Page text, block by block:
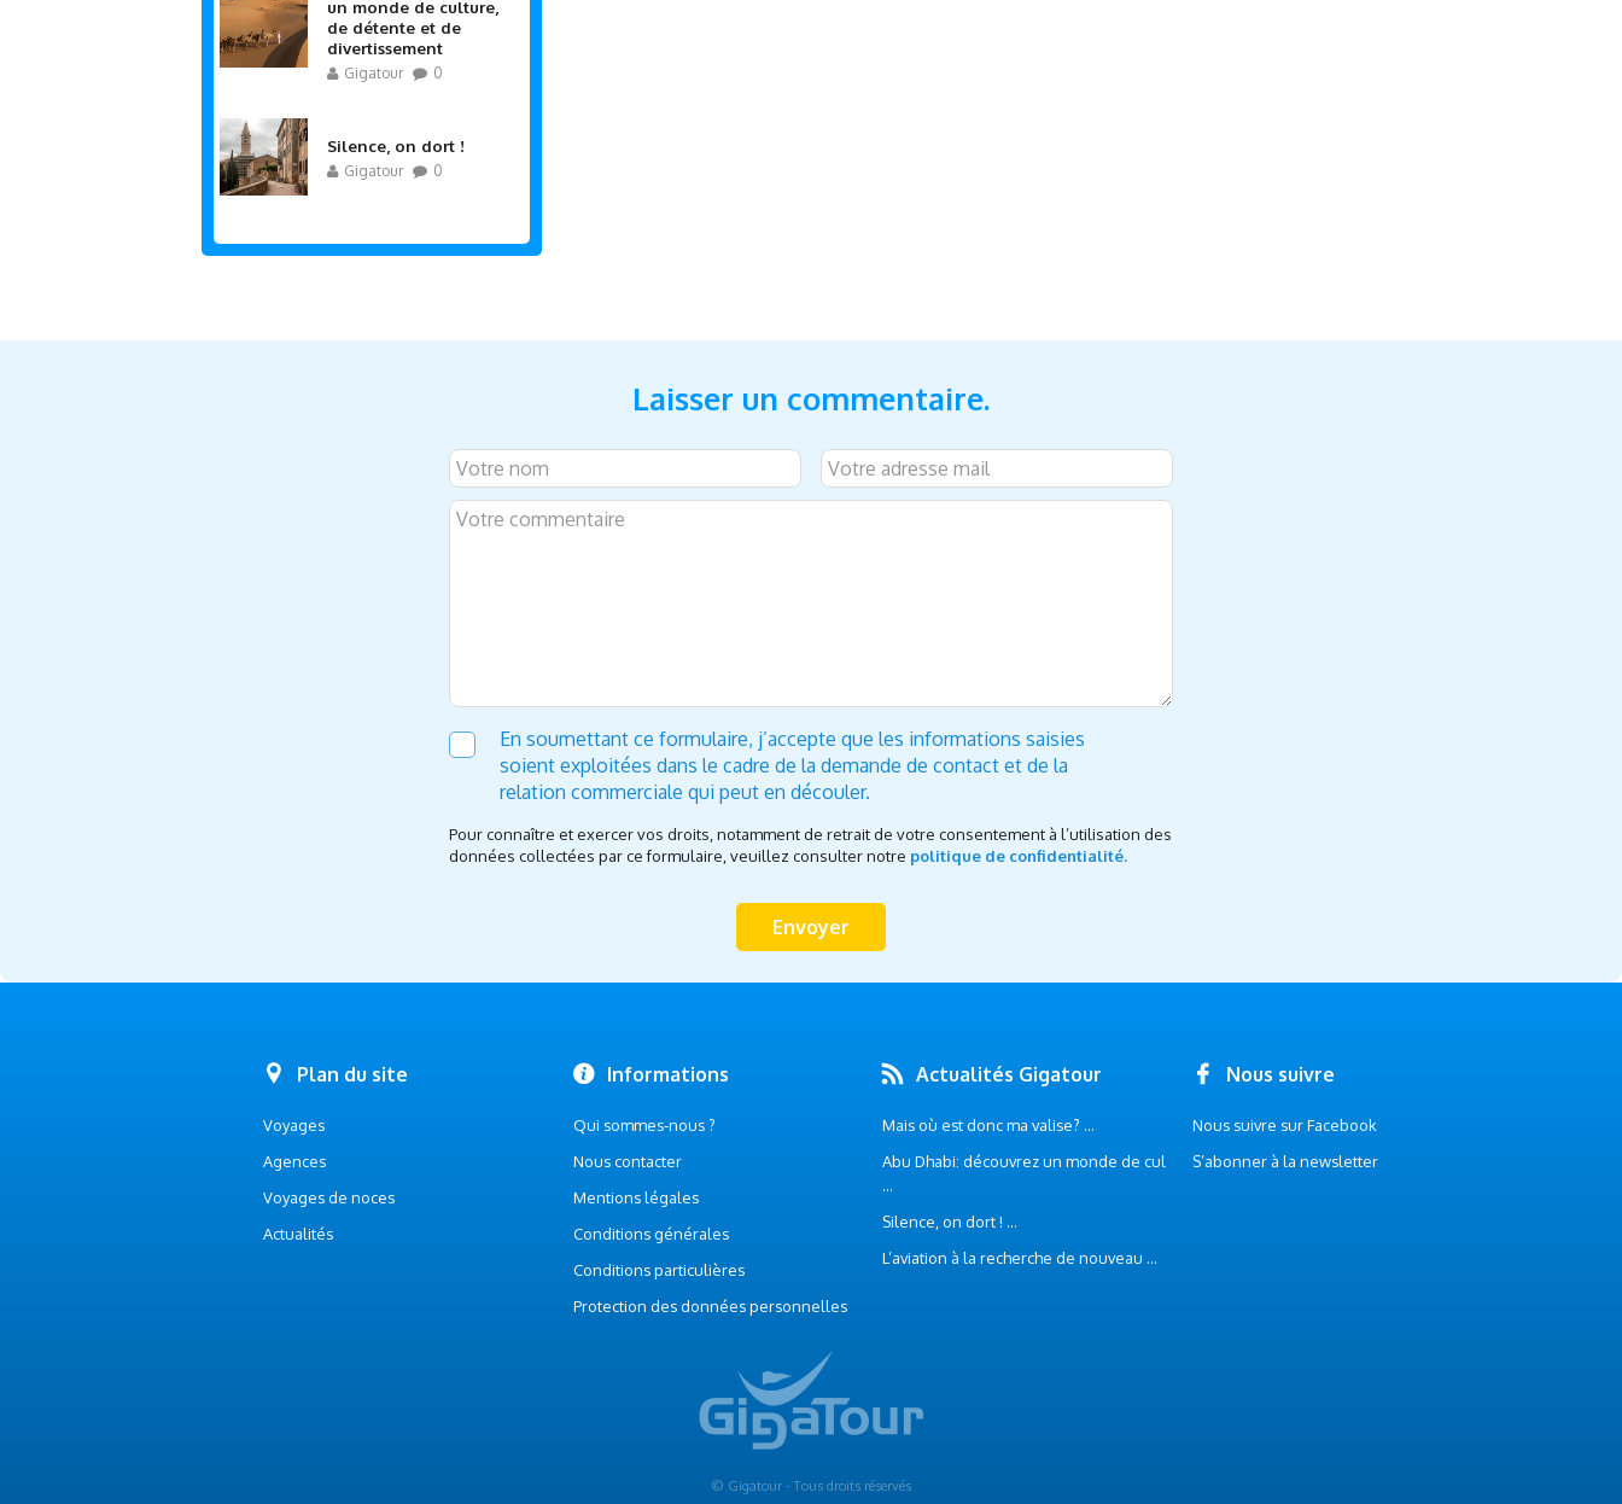
un monde de culture,
de détente et de
divertissement
Gigatour 0
Silence, on dort !
Gigatour 0
Laisser un commentaire.
En soumettant ce formulaire, j’accepte que les informations saisies
soient exploitées dans le cadre de la demande de contact et de la
relation commerciale qui peut en découler.
Pour connaître et exercer vos droits, notamment de retrait de votre consentement à l’utilisation des
données collectées par ce formulaire, veuillez consulter notre politique de confidentialité.
Plan du site
Voyages
Agences
Voyages de noces
Actualités
Informations
Qui sommes-nous ?
Nous contacter
Mentions légales
Conditions générales
Conditions particulières
Protection des données personnelles
Actualités Gigatour
Mais où est donc ma valise? ...
Abu Dhabi: découvrez un monde de cul
...
Silence, on dort ! ...
L’aviation à la recherche de nouveau ...
Nous suivre
Nous suivre sur Facebook
S’abonner à la newsletter
© Gigatour - Tous droits réservés